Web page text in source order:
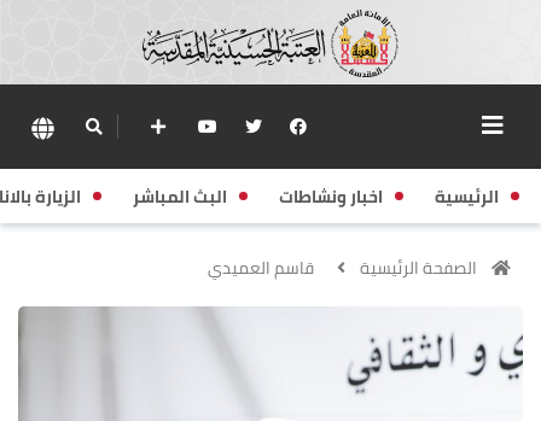
الرئيسية اخبار ونشاطات البث المباشر الزيارة
الصفحة الرئيسية قاسم العميدي